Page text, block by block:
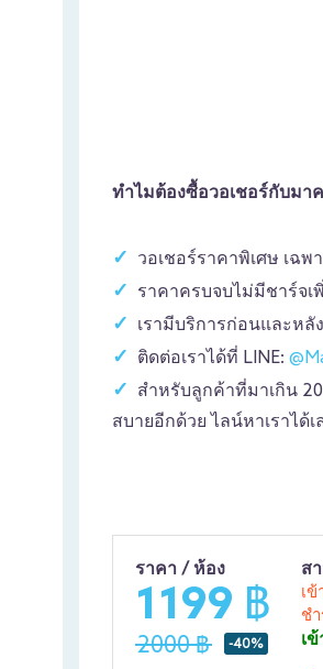
ทำไมต้องซื้อวอเชอร์กับมาค
วอเชอร์ราคาพิเศษ เฉ
ราคาครบจบไม่มีชาร์จเ
เรามีบริการก่อนและหลั
ติดต่อเราได้ที่ LINE:
สำหรับลูกค้าที่มาเกิน
สบายอีกด้วย ไลน์หาเราได้เ
ราคา / ห้อง
1199 ฿
2000 ฿ -40%
ส
เ
ช
เ